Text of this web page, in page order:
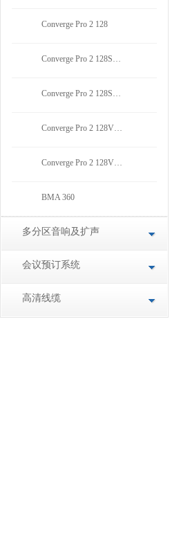
Converge Pro 2 128
Converge Pro 2 128S…
Converge Pro 2 128S…
Converge Pro 2 128V…
Converge Pro 2 128V…
BMA 360
多分区音响及扩声
会议预订系统
高清线缆